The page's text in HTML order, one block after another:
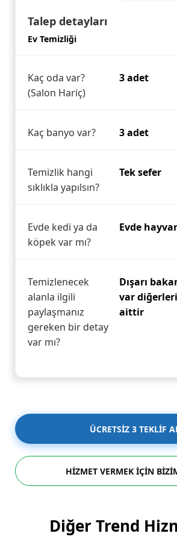
Talep detayları
Ev Temizliği
Kaç oda var?
(Salon Hariç)
3 adet
Kaç banyo var? 3 adet
Temizlik hangi
sıklıkla yapılsın?
Tek sefer
Evde kedi ya da
köpek var mı?
Evde
Temizlenecek
alanla ilgili
paylaşmanız
gereken bir detay
var mı?
Dışarı
var
aittir
ÜCRETSİZ 3 TEKLİF
HİZMET VERMEK İÇİN
Diğer Trend